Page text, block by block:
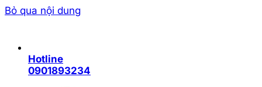
Bỏ qua nội dung
Hotline
0901893234